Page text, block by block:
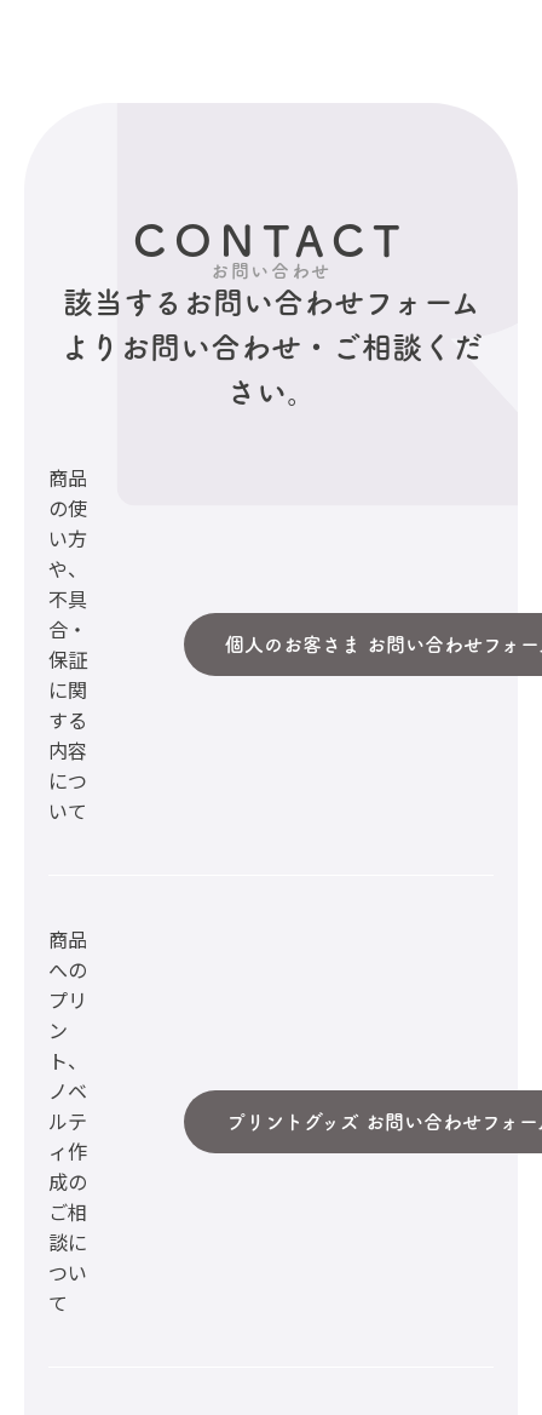
CONTACT
お問い合わせ
該当するお問い合わせフォーム
より お問い合わせ・ご相談くだ
さい。
商品
の使
い方
や、
不具
合・
保証
に関
する
内容
につ
いて
個人のお客さま お問い合わせフォー
商品
への
プリ
ン
ト、
ノベ
ルテ
ィ作
成の
ご相
談に
つい
て
プリントグッズ お問い合わせフォー